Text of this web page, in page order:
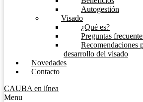
Autogestión
Visado
¿Qué es?
Preguntas
Recomendaciones
desarrollo del visado
Novedades
Contacto
CAUBA en línea
Menu